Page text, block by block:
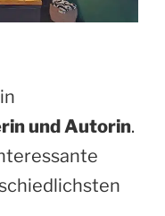
und Autorin.